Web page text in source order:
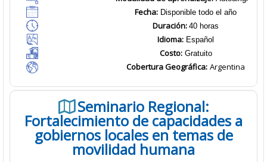
Fecha: Disponible todo el año
Duración: 40 horas
Idioma: Español
Costo:Gratuito
Cobertura Geográfica: Argentina
Seminario Regional:
Fortalecimiento de capacidades a
gobiernos locales en temas de
movilidad humana